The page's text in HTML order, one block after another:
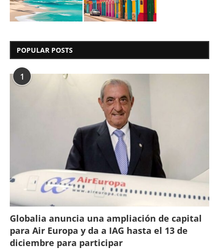
POPULAR POSTS
1
Globalia anuncia una ampliación de capital
para Air Europa y da a IAG hasta el 13 de
diciembre para participar